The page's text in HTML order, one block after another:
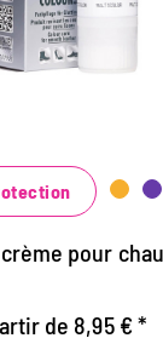
avec effet
rouge
pour
de 8,95 € *